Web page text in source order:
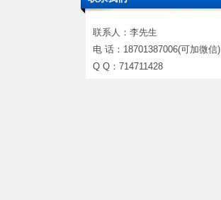
联系人：李先生
电 话：18701387006(可加微信)
Q Q：714711428